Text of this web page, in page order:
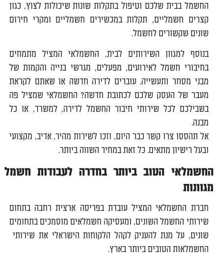
החשמל בבית שלכם וטיפול בתקלות שונות שיכולות לצוץ, כגון
קצרים חשמליים, תקלות במכשירים חשמליים ומקרי חירום
שונים שקשורים לחשמל.
בנוסף למגוון השירותים לבית, החשמלאי המציל מתמחים
בחיבורי חשמל לאירועים, מפעלים, מגרשי בנייה והקמות של
מבני מסחר ותעשייה. עוברים לדירה חדשה או שאתם לקראת
מעבר של העסק שלכם לכתובת חדשה? החשמלאי שמציל פה
בשבילכם לכל שירותי חיבור החשמל לדירה, למשרד, או כל
מבנה.
אל תהססו צרו קשר כבר היום, וזכו לשירות מהיר, אדיב, מקצועי
ובעל רישיון מתאים. כל זאת במחיר השווה ביותר.
החשמלאי הטוב ביותר בחדרה לעבודות חשמל
מגוונות
חברת החשמלאי המציל עובדת בפריסה ארצית רחבה בתחום
שירותי החשמל השונים, ומעסיקה חשמלאים מוסמכים בתחומים
שונים, על מנת להעניק לקהל הלקוחות הישראלי את שירותי
החשמלאות הטובים ביותר בארץ.